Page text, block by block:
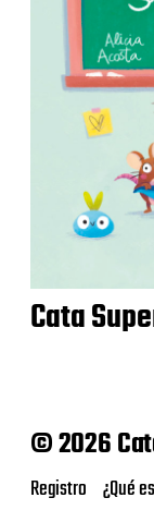
Cata
© 2026
Registro ¿Qué